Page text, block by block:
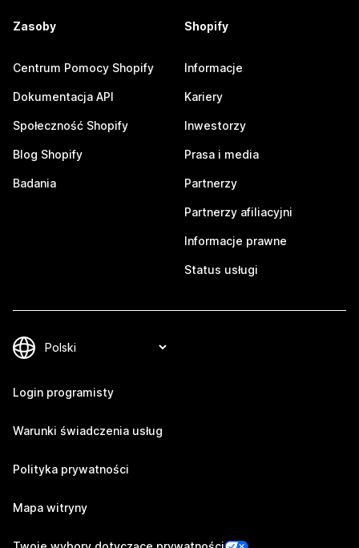
Zasoby
Centrum Pomocy Shopify
Dokumentacja API
Społeczność Shopify
Blog Shopify
Badania
Shopify
Informacje
Kariery
Inwestorzy
Prasa i media
Partnerzy
Partnerzy afiliacyjni
Informacje prawne
Status usługi
Login programisty
Warunki świadczenia usług
Polityka prywatności
Mapa witryny